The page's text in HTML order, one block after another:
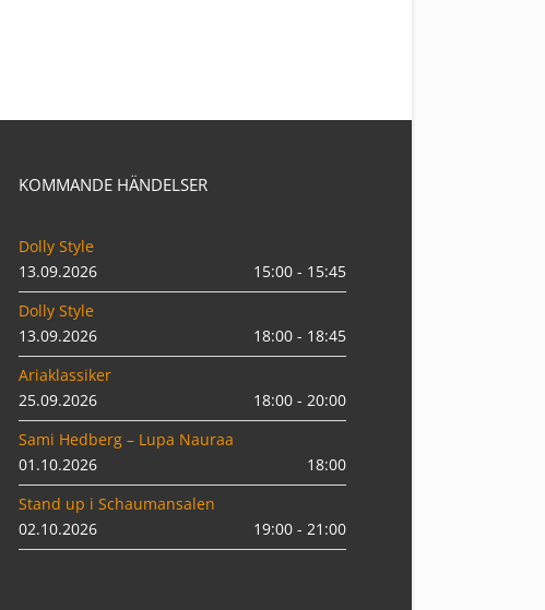
KOMMANDE HÄNDELSER
Dolly Style
13.09.2026
15:00 - 15:45
Dolly Style
13.09.2026
18:00 - 18:45
Ariaklassiker
25.09.2026
18:00 - 20:00
Sami Hedberg – Lupa Nauraa
01.10.2026
18:00
Stand up i Schaumansalen
02.10.2026
19:00 - 21:00